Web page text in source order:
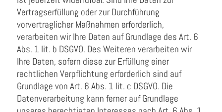
Vertragserfüllung oder zur Durchführung
vorvertraglicher Maßnahmen erforderlich,
verarbeiten wir Ihre Daten auf Grundlage des Art. 6
Abs. 1 lit. b DSGVO. Des Weiteren verarbeiten wir
Ihre Daten, sofern diese zur Erfüllung einer
rechtlichen Verpflichtung erforderlich sind auf
Grundlage von Art. 6 Abs. 1 lit. c DSGVO. Die
Datenverarbeitung kann ferner auf Grundlage